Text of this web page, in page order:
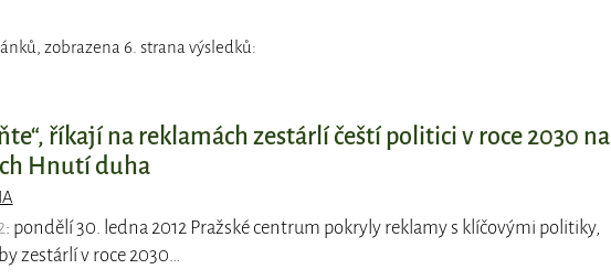
zobrazena 6. strana výsledků:
říkají na reklamách zestárlí čeští politici v roce 2030 na
Hnutí duha
: pondělí 30. ledna 2012 Pražské centrum pokryly reklamy s klíčovými politiky,
zestárlí v roce 2030…